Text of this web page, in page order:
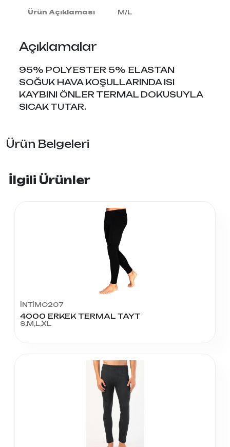
Ürün Açıklaması M/L
Açıklamalar
95% POLYESTER 5% ELASTAN
SOĞUK HAVA KOŞULLARINDA ISI
KAYBINI ÖNLER TERMAL DOKUSUYLA
SICAK TUTAR.
Ürün Belgeleri
İlgili Ürünler
İNTİMO207
4000 ERKEK TERMAL TAYT
S,M,L,XL